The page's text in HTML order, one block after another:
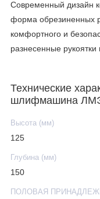
Современный дизайн
форма обрезиненных
комфортного и
разнесенные
нагрузку
Технические
шлифмашина
Высота (мм)
125
Глубина (мм)
150
ПОЛОВАЯ